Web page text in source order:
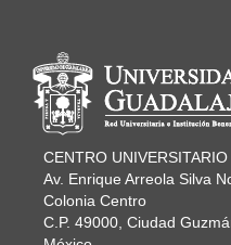
Información
CENTRO UNIVERSITARIO
Av. Enrique Arreola Silva
Colonia Centro
C.P. 49000, Ciudad